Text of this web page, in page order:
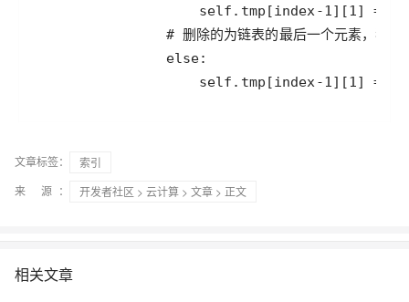
文章标签：
索引
来 源：
开发者社区 > 云计算 > 文章 > 正文
相关文章